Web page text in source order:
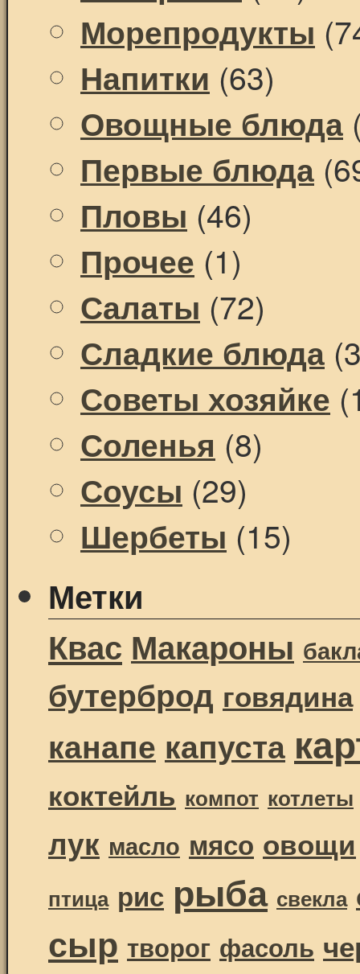
Морепродукты
Напитки (63)
Овощные блюда
Первые блюда
Пловы (46)
Прочее (1)
Салаты (72)
Сладкие блюда
Советы хозяйке
Соленья (8)
Соусы (29)
Шербеты (15)
Метки
Квас Макароны
бутерброд говядина
канапе капуста
коктейль компот котлеты
лук масло мясо овощи
птица рис рыба свекла
сыр творог фасоль